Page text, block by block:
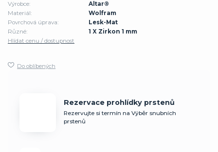
Výrobce:
Altar®
Materiál:
Wolfram
Povrchová úprava:
Lesk-Mat
Různé:
1 X Zirkon 1 mm
Hlídat cenu / dostupnost
Do oblíbených
Rezervace prohlídky prstenů
Rezervujte si termín na Výběr snubních
prstenů